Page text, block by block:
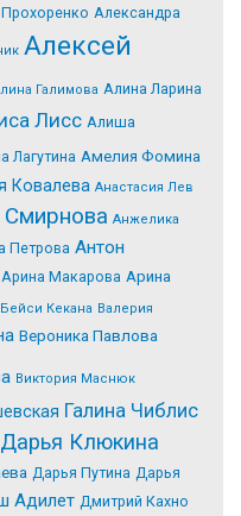
Александра
Алексей
Галимова Алина Ларина
Лисс Алиша
Лагутина Амелия Фомина
Ковалева Анастасия Лев
Смирнова Анжелика
Петрова Антон
Арина Макарова Арина
Бейси Кекана Валерия
Вероника Павлова
Виктория Маснюк
Галина Чиблис
Дарья Клюкина
Дарья Путина Дарья
Адилет Дмитрий Кахно